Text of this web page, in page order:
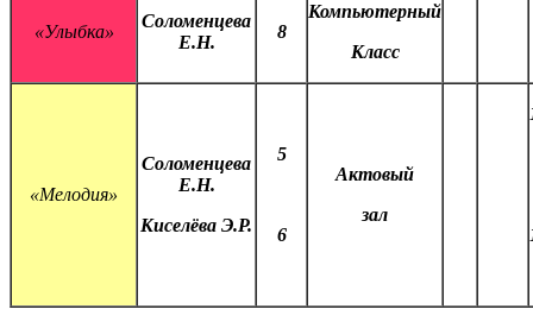
«Улыбка»
Соломенцева
Е.Н.
8
Компьютерный
Класс
«Мелодия»
Соломенцева
Е.Н.
Киселёва Э.Р.
5
6
Актовый
зал